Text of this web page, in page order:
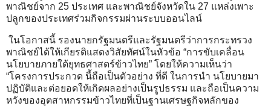
พาณิชย์จาก 25 ประเทศ และพาณิชย์จังหวัดใน 27 แหล่งเพาะ
ปลูกของประเทศร่วมกิจกรรมผ่านระบบออนไลน์
ในโอกาสนี้ รองนายกรัฐมนตรีและรัฐมนตรีว่าการกระทรวง
พาณิชย์ได้ให้เกียรติแสดงวิสัยทัศน์ในหัวข้อ “การขับเคลื่อน
นโยบายภายใต้ยุทธศาสตร์ข้าวไทย” โดยให้ความเห็นว่า
“โครงการประกวด นี้ถือเป็นตัวอย่าง ที่ดี ในการนำ นโยบายมา
ปฏิบัติและต่อยอดให้เกิดผลอย่างเป็นรูปธรรม และถือเป็นความ
หวังของอุตสาหกรรมข้าวไทยที่เป็นฐานเศรษฐกิจหลักของ